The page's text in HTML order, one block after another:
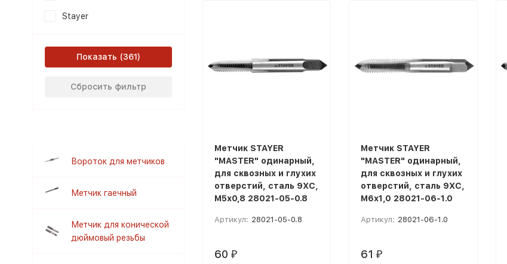
Метчик STAYER
"MASTER" одинарный,
для сквозных и глухих
отверстий, сталь 9ХС,
М5х0,8 28021-05-0.8
Артикул: 28021-05-0.8
60 ₽
Метчик STAYER
"MASTER" одинарный,
для сквозных и глухих
отверстий, сталь 9ХС,
М6х1,0 28021-06-1.0
Артикул: 28021-06-1.0
61 ₽
Stayer
Показать
Сбросить фильтр
Вороток для метчиков
Метчик гаечный
Метчик для конической
дюймовый резьбы